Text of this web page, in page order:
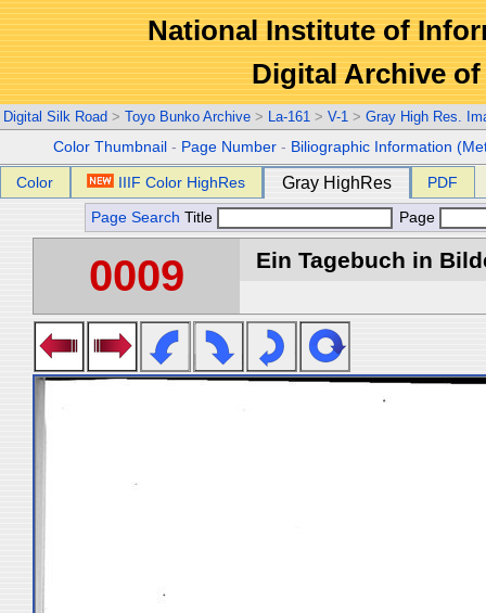
National Institute of
Digital Archive
Digital Silk Road > Toyo Bunko Archive > La-161 > V-1 > Gray High Res.
Color Thumbnail - Page Number - Biliographic Information
Color IIIF Color HighRes Gray HighRes PDF
Page Search Title Page
0009 Ein Tagebuch in